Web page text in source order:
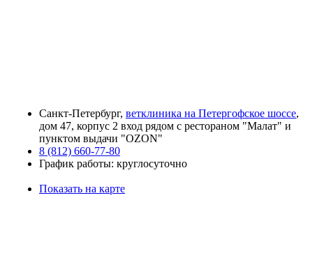
Санкт-Петербург, ветклиника на Петергофское шоссе,
дом 47, корпус 2 вход рядом с рестораном "Малат" и
пунктом выдачи "OZON"
8 (812) 660-77-80
График работы: круглосуточно
Показать на карте